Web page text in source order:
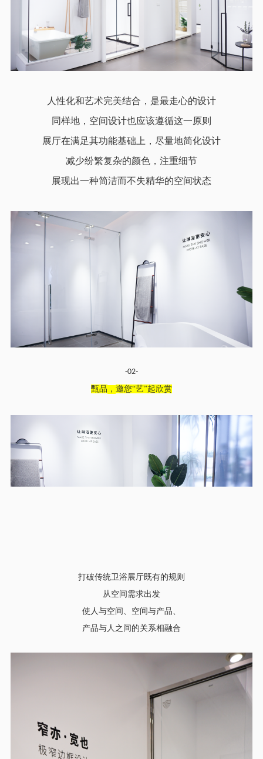
人性化和艺术完美结合，是最走心的设计
同样地，空间设计也应该遵循这一原则
展厅在满足其功能基础上，尽量地简化设计
减少纷繁复杂的颜色，注重细节
展现出一种简洁而不失精华的空间状态
-02-
甄品 ， 邀您“艺”起欣赏
打破传统卫浴展厅既有的规则
从空间需求出发
使人与空间、空间与产品、
产品与人之间的关系相融合